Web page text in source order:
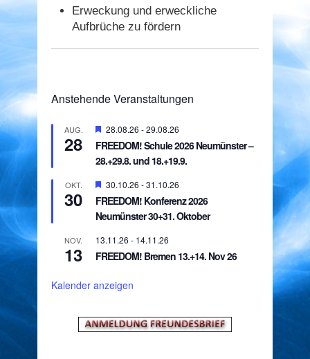
Erweckung und erweckliche
Aufbrüche zu fördern
Anstehende Veranstaltungen
AUG.
28
Hervorgehoben
28.08.26 -29.08.26
FREEDOM! Schule 2026 Neumünster –
28.+29.8. und 18.+19.9.
OKT.
30
Hervorgehoben
30.10.26 -31.10.26
FREEDOM! Konferenz 2026
Neumünster 30+31. Oktober
NOV.
13
13.11.26 - 14.11.26
FREEDOM! Bremen 13.+14. Nov 26
Kalender anzeigen